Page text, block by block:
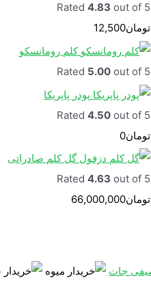
Rated 4.83 out of 5
تومان12,500
کلم رومانسکو
Rated 5.00 out of 5
پودر پاپریکا
Rated 4.50 out of 5
تومان0
گل کلم صادراتی
Rated 4.63 out of 5
تومان66,000,000